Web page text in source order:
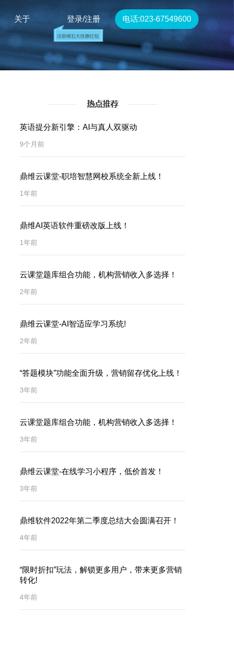
关于 登录/注册 电话:023-67549600
英语提分新引擎：AI与真人双驱动
9个月前
鼎维云课堂-职培智慧网校系统全新上线！
1年前
鼎维AI英语软件重磅改版上线！
1年前
云课堂题库组合功能，机构营销收入多选择！
2年前
鼎维云课堂-AI智适应学习系统!
2年前
“答题模块”功能全面升级，营销留存优化上线！
3年前
云课堂题库组合功能，机构营销收入多选择！
3年前
鼎维云课堂-在线学习小程序，低价首发！
3年前
鼎维软件2022年第二季度总结大会圆满召开！
4年前
“限时折扣”玩法，解锁更多用户，带来更多营销
转化!
4年前